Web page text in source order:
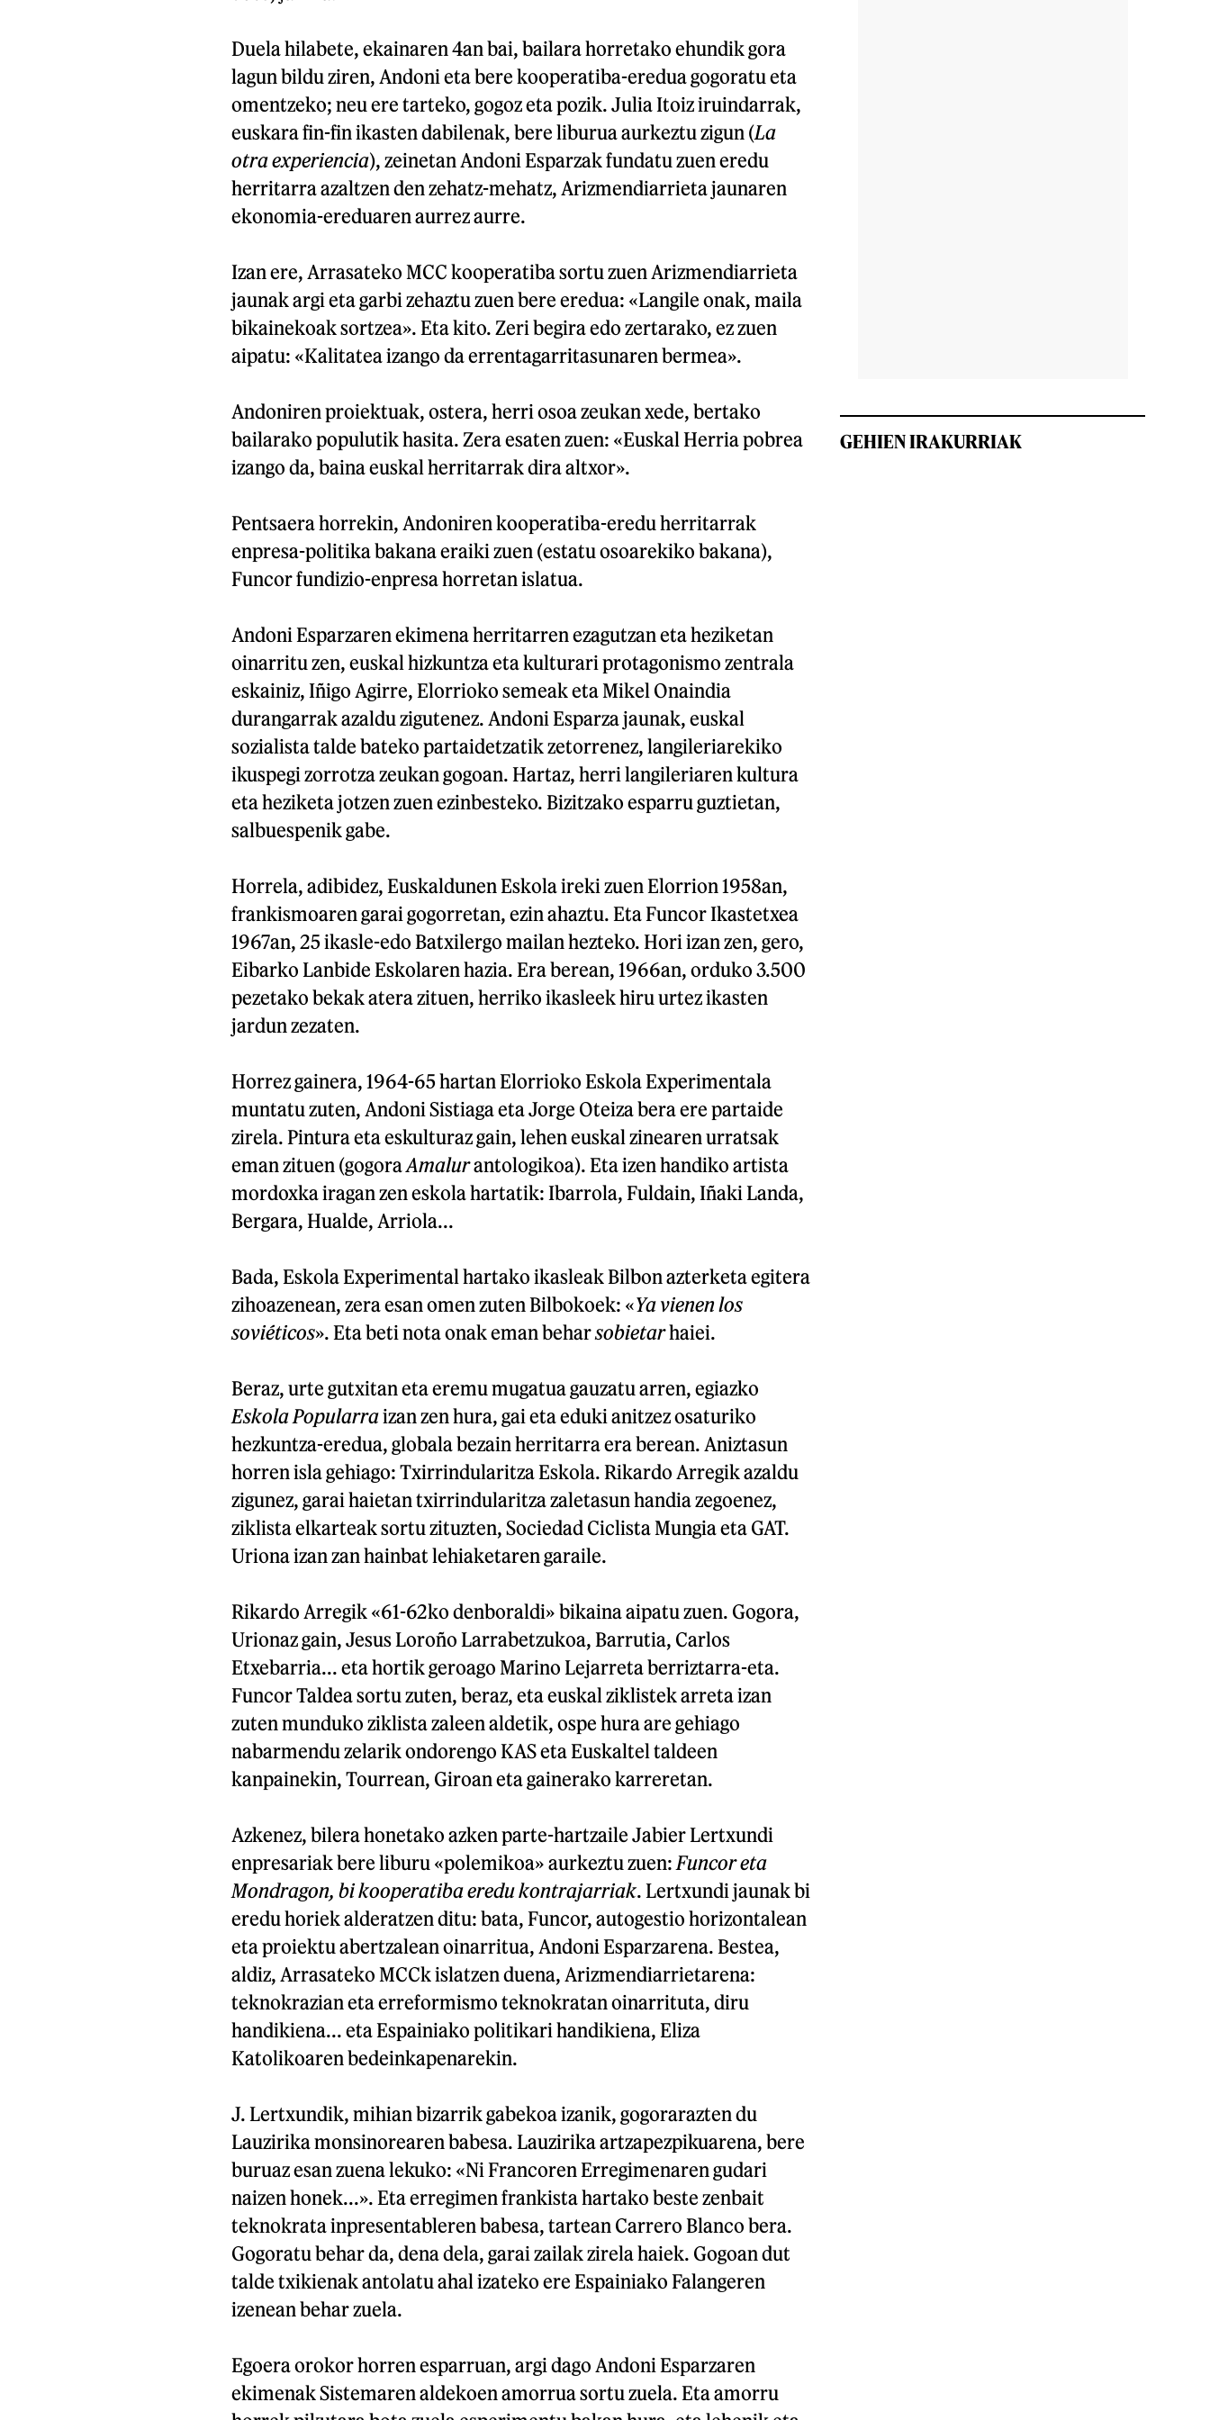
Duela hilabete, ekainaren 4an bai, bailara horretako ehundik gora
lagun bildu ziren, Andoni eta bere kooperatiba-eredua gogoratu eta
omentzeko; neu ere tarteko, gogoz eta pozik. Julia Itoiz iruindarrak,
euskara fin-fin ikasten dabilenak, bere liburua aurkeztu zigun (La
otra experiencia), zeinetan Andoni Esparzak fundatu zuen eredu
herritarra azaltzen den zehatz-mehatz, Arizmendiarrieta jaunaren
ekonomia-ereduaren aurrez aurre.
Izan ere, Arrasateko MCC kooperatiba sortu zuen Arizmendiarrieta
jaunak argi eta garbi zehaztu zuen bere eredua: «Langile onak, maila
bikainekoak sortzea». Eta kito. Zeri begira edo zertarako, ez zuen
aipatu: «Kalitatea izango da errentagarritasunaren bermea».
Andoniren proiektuak, ostera, herri osoa zeukan xede, bertako
bailarako populutik hasita. Zera esaten zuen: «Euskal Herria pobrea
izango da, baina euskal herritarrak dira altxor».
Pentsaera horrekin, Andoniren kooperatiba-eredu herritarrak
enpresa-politika bakana eraiki zuen (estatu osoarekiko bakana),
Funcor fundizio-enpresa horretan islatua.
Andoni Esparzaren ekimena herritarren ezagutzan eta heziketan
oinarritu zen, euskal hizkuntza eta kulturari protagonismo zentrala
eskainiz, Iñigo Agirre, Elorrioko semeak eta Mikel Onaindia
durangarrak azaldu zigutenez. Andoni Esparza jaunak, euskal
sozialista talde bateko partaidetzatik zetorrenez, langileriarekiko
ikuspegi zorrotza zeukan gogoan. Hartaz, herri langileriaren kultura
eta heziketa jotzen zuen ezinbesteko. Bizitzako esparru guztietan,
salbuespenik gabe.
Horrela, adibidez, Euskaldunen Eskola ireki zuen Elorrion 1958an,
frankismoaren garai gogorretan, ezin ahaztu. Eta Funcor Ikastetxea
1967an, 25 ikasle-edo Batxilergo mailan hezteko. Hori izan zen, gero,
Eibarko Lanbide Eskolaren hazia. Era berean, 1966an, orduko 3.500
pezetako bekak atera zituen, herriko ikasleek hiru urtez ikasten
jardun zezaten.
Horrez gainera, 1964-65 hartan Elorrioko Eskola Experimentala
muntatu zuten, Andoni Sistiaga eta Jorge Oteiza bera ere partaide
zirela. Pintura eta eskulturaz gain, lehen euskal zinearen urratsak
eman zituen (gogoraAmalurantologikoa). Eta izen handiko artista
mordoxka iragan zen eskola hartatik: Ibarrola, Fuldain, Iñaki Landa,
Bergara, Hualde, Arriola...
Bada, Eskola Experimental hartako ikasleak Bilbon azterketa egitera
zihoazenean, zera esan omen zuten Bilbokoek: «Ya vienen los
soviéticos». Eta beti nota onak eman beharsobietarhaiei.
Beraz, urte gutxitan eta eremu mugatua gauzatu arren, egiazko
Eskola Popularraizan zen hura, gai eta eduki anitzez osaturiko
hezkuntza-eredua, globala bezain herritarra era berean. Aniztasun
horren isla gehiago: Txirrindularitza Eskola. Rikardo Arregik azaldu
zigunez, garai haietan txirrindularitza zaletasun handia zegoenez,
ziklista elkarteak sortu zituzten, Sociedad Ciclista Mungia eta GAT.
Uriona izan zan hainbat lehiaketaren garaile.
Rikardo Arregik «61-62ko denboraldi» bikaina aipatu zuen. Gogora,
Urionaz gain, Jesus Loroño Larrabetzukoa, Barrutia, Carlos
Etxebarria... eta hortik geroago Marino Lejarreta berriztarra-eta.
Funcor Taldea sortu zuten, beraz, eta euskal ziklistek arreta izan
zuten munduko ziklista zaleen aldetik, ospe hura are gehiago
nabarmendu zelarik ondorengo KAS eta Euskaltel taldeen
kanpainekin, Tourrean, Giroan eta gainerako karreretan.
Azkenez, bilera honetako azken parte-hartzaile Jabier Lertxundi
enpresariak bere liburu «polemikoa» aurkeztu zuen: Funcor eta
Mondragon, bi kooperatiba eredu kontrajarriak. Lertxundi jaunak bi
eredu horiek alderatzen ditu: bata, Funcor, autogestio horizontalean
eta proiektu abertzalean oinarritua, Andoni Esparzarena. Bestea,
aldiz, Arrasateko MCCk islatzen duena, Arizmendiarrietarena:
teknokrazian eta erreformismo teknokratan oinarrituta, diru
handikiena... eta Espainiako politikari handikiena, Eliza
Katolikoaren bedeinkapenarekin.
J. Lertxundik, mihian bizarrik gabekoa izanik, gogorarazten du
Lauzirika monsinorearen babesa. Lauzirika artzapezpikuarena, bere
buruaz esan zuena lekuko: «Ni Francoren Erregimenaren gudari
naizen honek...». Eta erregimen frankista hartako beste zenbait
teknokrata inpresentableren babesa, tartean Carrero Blanco bera.
Gogoratu behar da, dena dela, garai zailak zirela haiek. Gogoan dut
talde txikienak antolatu ahal izateko ere Espainiako Falangeren
izenean behar zuela.
Egoera orokor horren esparruan, argi dago Andoni Esparzaren
ekimenak Sistemaren aldekoen amorrua sortu zuela. Eta amorru
GEHIEN IRAKURRIAK